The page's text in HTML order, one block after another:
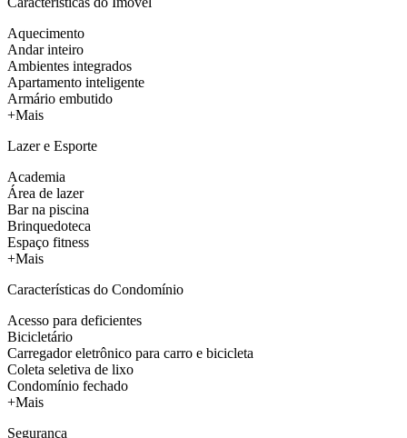
Aquecimento
Andar inteiro
Ambientes integrados
Apartamento inteligente
Armário embutido
+Mais
Lazer e Esporte
Academia
Área de lazer
Bar na piscina
Brinquedoteca
Espaço fitness
+Mais
Características do Condomínio
Acesso para deficientes
Bicicletário
Carregador eletrônico para carro e bicicleta
Coleta seletiva de lixo
Condomínio fechado
+Mais
Segurança